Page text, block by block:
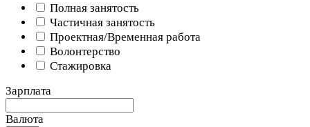
Полная занятость
Частичная занятость
Проектная/Временная работа
Волонтерство
Стажировка
Зарплата
Валюта